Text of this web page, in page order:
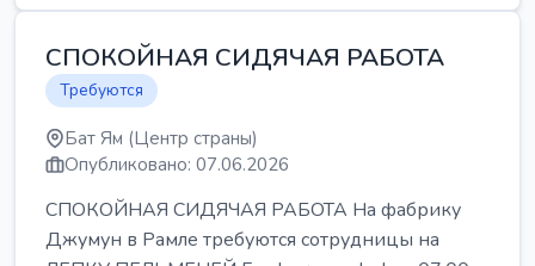
СПОКОЙНАЯ СИДЯЧАЯ РАБОТА
Требуются
Бат Ям (Центр страны)
Опубликовано: 07.06.2026
СПОКОЙНАЯ СИДЯЧАЯ РАБОТА На фабрику
Джумун в Рамле требуются сотрудницы на